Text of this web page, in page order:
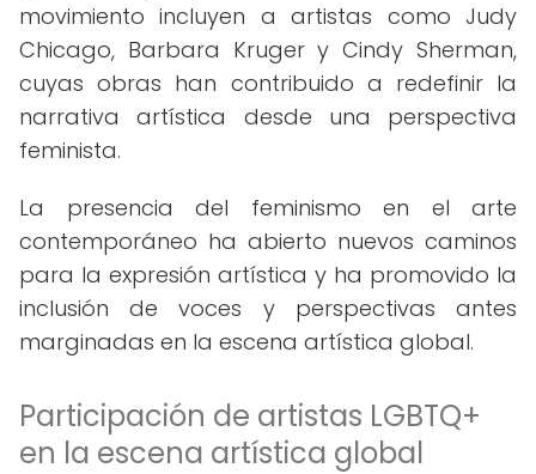
movimiento incluyen a artistas como Judy
Chicago, Barbara Kruger y Cindy Sherman,
cuyas obras han contribuido a redefinir la
narrativa artística desde una perspectiva
feminista.
La presencia del feminismo en el arte
contemporáneo ha abierto nuevos caminos
para la expresión artística y ha promovido la
inclusión de voces y perspectivas antes
marginadas en la escena artística global.
Participación de artistas LGBTQ+
en la escena artística global